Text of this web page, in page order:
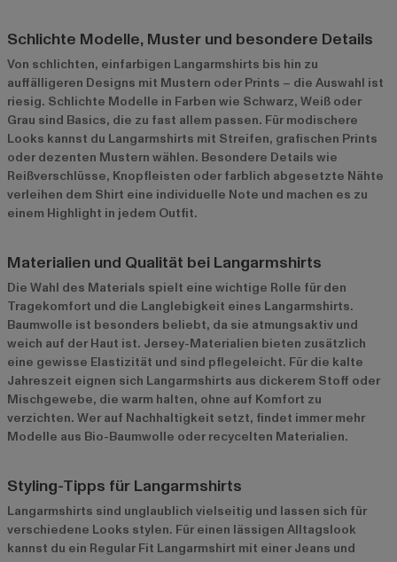
Schlichte Modelle, Muster und besondere Details
Von schlichten, einfarbigen Langarmshirts bis hin zu
auffälligeren Designs mit Mustern oder Prints – die Auswahl ist
riesig. Schlichte Modelle in Farben wie Schwarz, Weiß oder
Grau sind Basics, die zu fast allem passen. Für modischere
Looks kannst du Langarmshirts mit Streifen, grafischen Prints
oder dezenten Mustern wählen. Besondere Details wie
Reißverschlüsse, Knopfleisten oder farblich abgesetzte Nähte
verleihen dem Shirt eine individuelle Note und machen es zu
einem Highlight in jedem Outfit.
Materialien und Qualität bei Langarmshirts
Die Wahl des Materials spielt eine wichtige Rolle für den
Tragekomfort und die Langlebigkeit eines Langarmshirts.
Baumwolle ist besonders beliebt, da sie atmungsaktiv und
weich auf der Haut ist. Jersey-Materialien bieten zusätzlich
eine gewisse Elastizität und sind pflegeleicht. Für die kalte
Jahreszeit eignen sich Langarmshirts aus dickerem Stoff oder
Mischgewebe, die warm halten, ohne auf Komfort zu
verzichten. Wer auf Nachhaltigkeit setzt, findet immer mehr
Modelle aus Bio-Baumwolle oder recycelten Materialien.
Styling-Tipps für Langarmshirts
Langarmshirts sind unglaublich vielseitig und lassen sich für
verschiedene Looks stylen. Für einen lässigen Alltagslook
kannst du ein Regular Fit Langarmshirt mit einer Jeans und